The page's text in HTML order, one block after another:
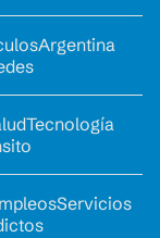
Argentina
Tecnología
Servicios